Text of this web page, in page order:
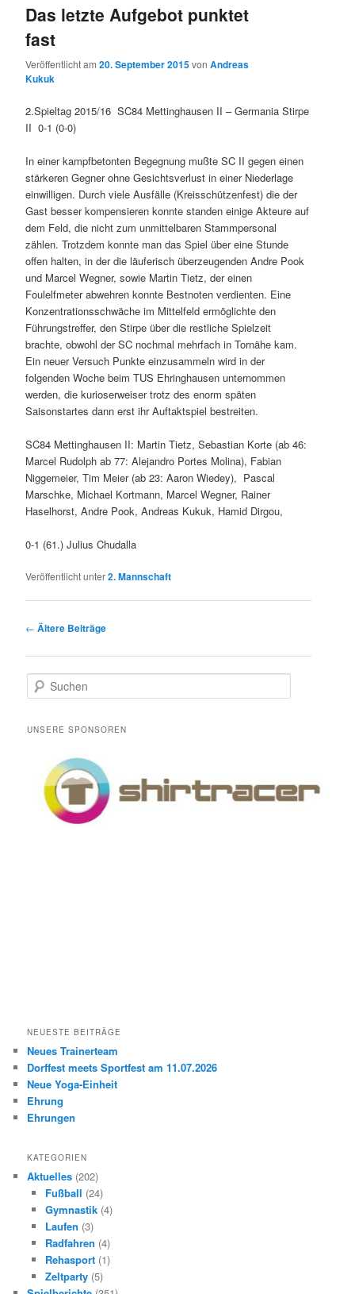
Das letzte Aufgebot punktet
fast
Veröffentlicht am20. September 2015vonAndreas
Kukuk
2.Spieltag 2015/16 SC84 Mettinghausen II – Germania Stirpe
II 0-1 (0-0)
In einer kampfbetonten Begegnung mußte SC II gegen einen
stärkeren Gegner ohne Gesichtsverlust in einer Niederlage
einwilligen. Durch viele Ausfälle (Kreisschützenfest) die der
Gast besser kompensieren konnte standen einige Akteure auf
dem Feld, die nicht zum unmittelbaren Stammpersonal
zählen. Trotzdem konnte man das Spiel über eine Stunde
offen halten, in der die läuferisch überzeugenden Andre Pook
und Marcel Wegner, sowie Martin Tietz, der einen
Foulelfmeter abwehren konnte Bestnoten verdienten. Eine
Konzentrationsschwäche im Mittelfeld ermöglichte den
Führungstreffer, den Stirpe über die restliche Spielzeit
brachte, obwohl der SC nochmal mehrfach in Tornähe kam.
Ein neuer Versuch Punkte einzusammeln wird in der
folgenden Woche beim TUS Ehringhausen unternommen
werden, die kurioserweiser trotz des enorm späten
Saisonstartes dann erst ihr Auftaktspiel bestreiten.
SC84 Mettinghausen II: Martin Tietz, Sebastian Korte (ab 46:
Marcel Rudolph ab 77: Alejandro Portes Molina), Fabian
Niggemeier, Tim Meier (ab 23: Aaron Wiedey), Pascal
Marschke, Michael Kortmann, Marcel Wegner, Rainer
Haselhorst, Andre Pook, Andreas Kukuk, Hamid Dirgou,
0-1 (61.) Julius Chudalla
Veröffentlicht unter2. Mannschaft
Beitrags-
← Ältere Beiträge
u
h
UNSERE SPONSOREN
NEUESTE BEITRÄGE
Neues Trainerteam
Dorffest meets Sportfest am 11.07.2026
Neue Yoga-Einheit
Ehrung
Ehrungen
KATEGORIEN
Aktuelles (202)
Fußball (24)
Gymnastik(4)
Laufen (3)
Radfahren (4)
Rehasport(1)
Zeltparty(5)